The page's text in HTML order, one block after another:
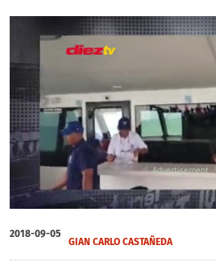
of
52
2018-09-05
GIAN CARLO CASTAÑEDA